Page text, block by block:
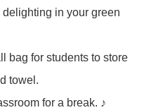
in your green
bag for students to store
towel.
for a break. ♪